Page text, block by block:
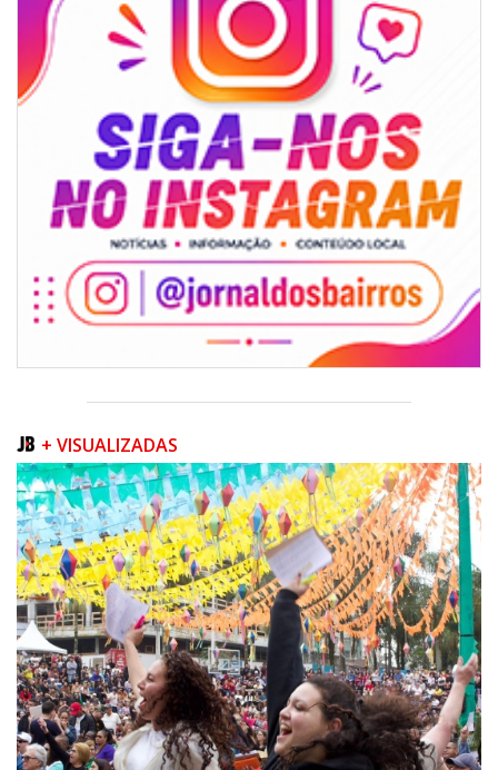
BALNEÁRIO CAMBORIÚ
06/08/2026 | 07:00
Inscrições para a exploração da gastronomia do 14º Acampamento
Farroupilha estão abertas
CAMBORIÚ
+ VISUALIZADAS